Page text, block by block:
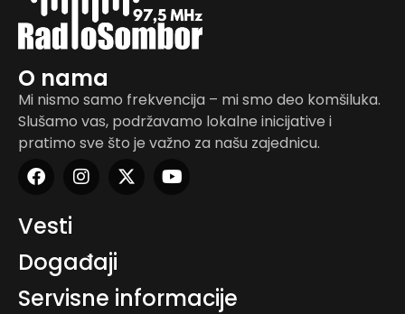
O nama
Mi nismo samo frekvencija – mi smo deo komšiluka.
Slušamo vas, podržavamo lokalne inicijative i
pratimo sve što je važno za našu zajednicu.
Vesti
Događaji
Servisne informacije